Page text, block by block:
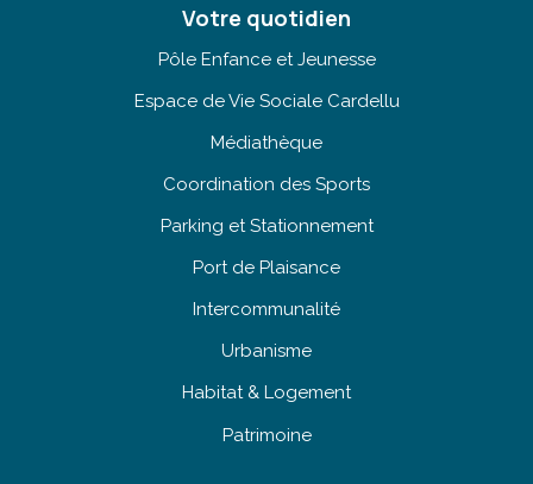
Votre quotidien
Pôle Enfance et Jeunesse
Espace de Vie Sociale Cardellu
Médiathèque
Coordination des Sports
Parking et Stationnement
Port de Plaisance
Intercommunalité
Urbanisme
Habitat & Logement
Patrimoine